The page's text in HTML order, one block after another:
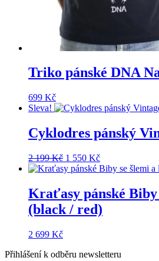
Triko pánské DNA
699 Kč
Sleva!
Cyklodres pánský
2 199Kč Původní
cena
199 Kč.
1 550 KčAktuální
cena
550 Kč.
Kraťasy pánské Biby
(black / red)
2 699 Kč
Přihlášení k odběru newsletteru